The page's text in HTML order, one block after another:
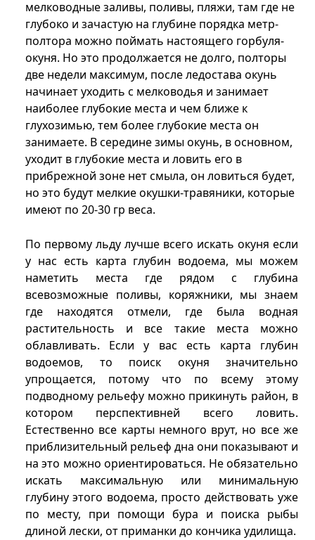
мелководные заливы, поливы, пляжи, там где не
глубоко и зачастую на глубине порядка метр-
полтора можно поймать настоящего горбуля-
окуня. Но это продолжается не долго, полторы
две недели максимум, после ледостава окунь
начинает уходить с мелководья и занимает
наиболее глубокие места и чем ближе к
глухозимью, тем более глубокие места он
занимаете. В середине зимы окунь, в основном,
уходит в глубокие места и ловить его в
прибрежной зоне нет смыла, он ловиться будет,
но это будут мелкие окушки-травяники, которые
имеют по 20-30 гр веса.
По первому льду лучше всего искать окуня если
у нас есть карта глубин водоема, мы можем
наметить места где рядом с глубина
всевозможные поливы, коряжники, мы знаем
где находятся отмели, где была водная
растительность и все такие места можно
облавливать. Если у вас есть карта глубин
водоемов, то поиск окуня значительно
упрощается, потому что по всему этому
подводному рельефу можно прикинуть район, в
котором перспективней всего ловить.
Естественно все карты немного врут, но все же
приблизительный рельеф дна они показывают и
на это можно ориентироваться. Не обязательно
искать максимальную или минимальную
глубину этого водоема, просто действовать уже
по месту, при помощи бура и поиска рыбы
длиной лески, от приманки до кончика удилища.